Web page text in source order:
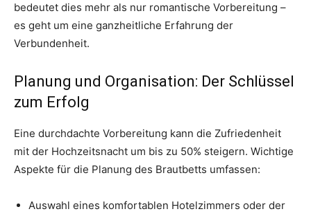
bedeutet dies mehr als nur romantische Vorbereitung –
es geht um eine ganzheitliche Erfahrung der
Verbundenheit.
Planung und Organisation: Der Schlüssel
zum Erfolg
Eine durchdachte Vorbereitung kann die Zufriedenheit
mit der Hochzeitsnacht um bis zu 50% steigern. Wichtige
Aspekte für die Planung des Brautbetts umfassen:
Auswahl eines komfortablen Hotelzimmers oder der